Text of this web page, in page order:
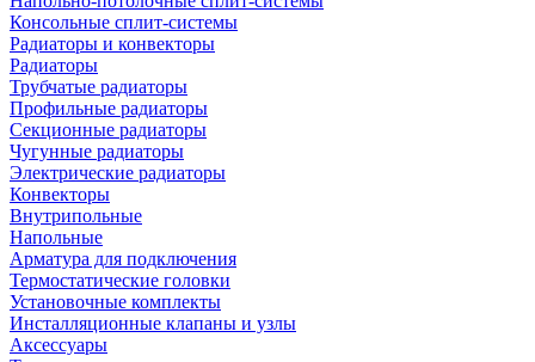
Консольные сплит-системы
Радиаторы и конвекторы
Радиаторы
Трубчатые радиаторы
Профильные радиаторы
Секционные радиаторы
Чугунные радиаторы
Электрические радиаторы
Конвекторы
Внутрипольные
Напольные
Арматура для подключения
Термостатические головки
Установочные комплекты
Инсталляционные клапаны и узлы
Аксессуары